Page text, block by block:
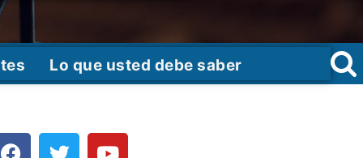
Lo que usted debe saber
F
T
Y